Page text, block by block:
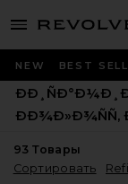
menu - shows more
NEW BEST
93 Товары
Сортировать